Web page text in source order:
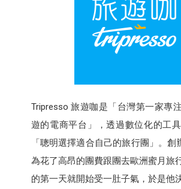
Tripresso 旅遊咖是「台灣第一家專
遊的電商平台」，透過數位化的工
「聰明選擇適合自己的旅行團」。創
為花了高昂的團費跟團去歐洲蜜月旅
的第一天就開始受一肚子氣，於是他